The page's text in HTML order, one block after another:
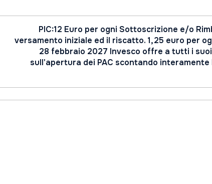
PIC:12 Euro per ogni Sottoscrizione e/o
versamento iniziale ed il riscatto. 1,25 euro per
28 febbraio 2027 Invesco offre a tutti i
sull'apertura dei PAC scontando interamente